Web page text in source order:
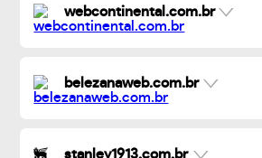
webcontinental.com.br
belezanaweb.com.br
stanley1913.com.br